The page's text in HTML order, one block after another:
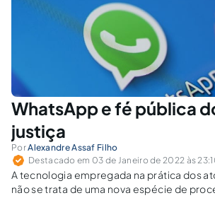
WhatsApp e fé pública
justiça
PorAlexandre Assaf Filho
Destacado em 03 de Janeiro de 2022 às
A tecnologia empregada na prática dos
não se trata de uma nova espécie de